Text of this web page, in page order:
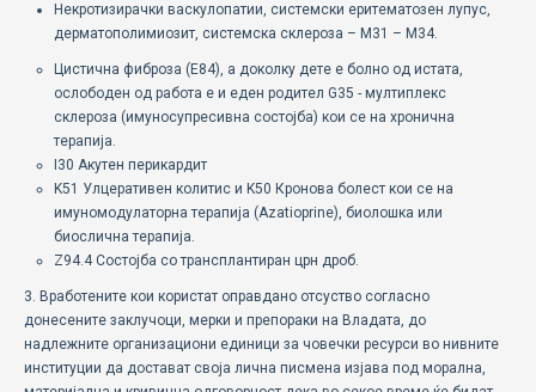
Некротизирачки васкулопатии, системски еритематозен лупус,
дерматополимиозит, системска склероза – M31 – M34.
Цистична фиброза (E84), а доколку дете е болно од истата,
ослободен од работа е и еден родител G35 - мултиплекс
склероза (имуносупресивна состојба) кои се на хронична
терапија.
I30 Акутен перикардит
K51 Улцеративен колитис и K50 Кронова болест кои се на
имуномодулаторна терапија (Azatioprine), биолошка или
биослична терапија.
Z94.4 Состојба со трансплантиран црн дроб.
3. Вработените кои користат оправдано отсуство согласно
донесените заклучоци, мерки и препораки на Владата, до
надлежните организациони единици за човечки ресурси во нивните
институции да достават своја лична писмена изјава под морална,